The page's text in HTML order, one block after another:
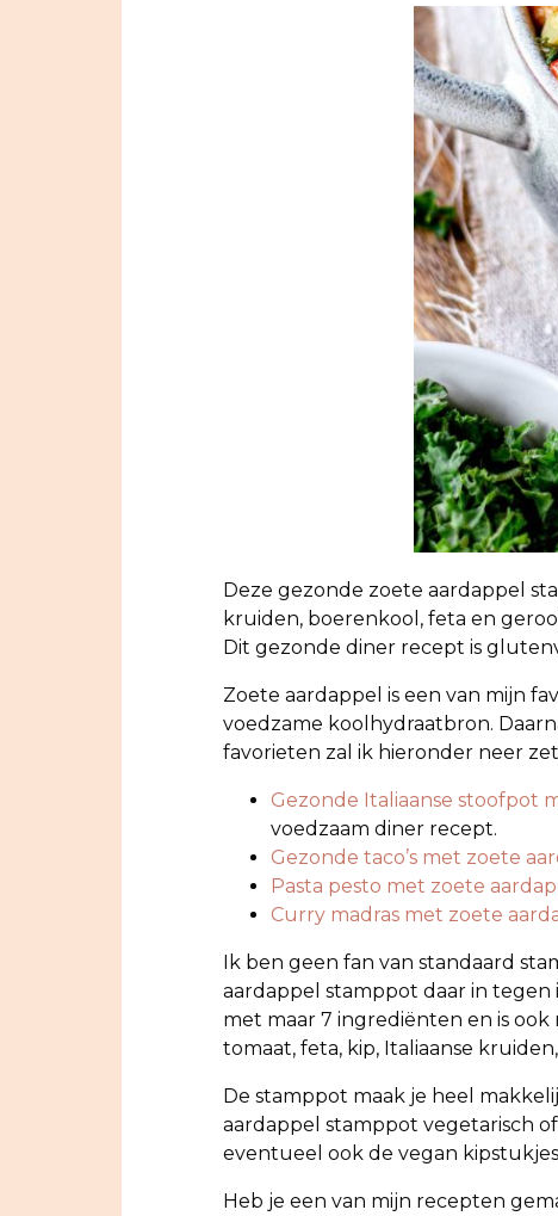
Deze gezonde zoete aardappel
kruiden, boerenkool, feta en
Dit gezonde diner recept is
Zoete aardappel is een van mijn
voedzame koolhydraatbron.
favorieten zal ik hieronder neer
Gezonde Italiaanse stoofpot
voedzaam diner recept.
Gezonde taco’s met zoete
Pasta pesto met zoete
Curry madras met zoete
Ik ben geen fan van standaard
aardappel stamppot daar in tegen
met maar 7 ingrediënten en is
tomaat, feta, kip, Italiaanse
De stamppot maak je heel
aardappel stamppot vegetarisch
eventueel ook de vegan
Heb je een van mijn recepten